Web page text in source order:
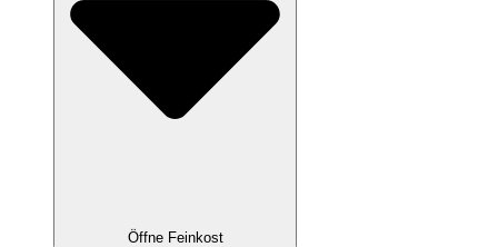
Öffne Feinkost